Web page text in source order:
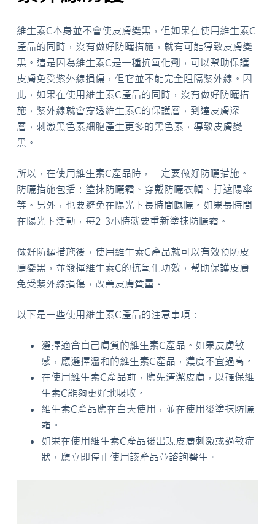
維生素C本身並不會使皮膚變黑，但如果在使用維生素C
產品的同時，沒有做好防曬措施，就有可能導致皮膚變
黑。這是因為維生素C是一種抗氧化劑，可以幫助保護
皮膚免受紫外線損傷，但它並不能完全阻隔紫外線。因
此，如果在使用維生素C產品的同時，沒有做好防曬措
施，紫外線就會穿透維生素C的保護層，到達皮膚深
層，刺激黑色素細胞產生更多的黑色素，導致皮膚變
黑。
所以，在使用維生素C產品時，一定要做好防曬措施。
防曬措施包括：塗抹防曬霜、穿戴防曬衣帽、打遮陽傘
等。另外，也要避免在陽光下長時間曝曬。如果長時間
在陽光下活動，每2-3小時就要重新塗抹防曬霜。
做好防曬措施後，使用維生素C產品就可以有效預防皮
膚變黑，並發揮維生素C的抗氧化功效，幫助保護皮膚
免受紫外線損傷，改善皮膚質量。
以下是一些使用維生素C產品的注意事項：
選擇適合自己膚質的維生素C產品。如果皮膚敏
感，應選擇溫和的維生素C產品，濃度不宜過高。
在使用維生素C產品前，應先清潔皮膚，以確保維
生素C能夠更好地吸收。
維生素C產品應在白天使用，並在使用後塗抹防曬
霜。
如果在使用維生素C產品後出現皮膚刺激或過敏症
狀，應立即停止使用該產品並諮詢醫生。